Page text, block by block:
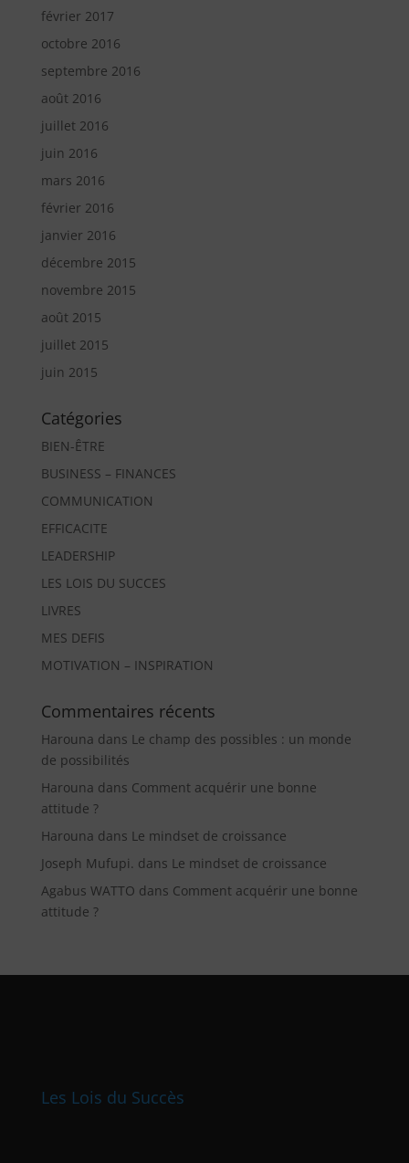
février 2017
octobre 2016
septembre 2016
août 2016
juillet 2016
juin 2016
mars 2016
février 2016
janvier 2016
décembre 2015
novembre 2015
août 2015
juillet 2015
juin 2015
Catégories
BIEN-ÊTRE
BUSINESS – FINANCES
COMMUNICATION
EFFICACITE
LEADERSHIP
LES LOIS DU SUCCES
LIVRES
MES DEFIS
MOTIVATION – INSPIRATION
Commentaires récents
Harouna dans Le champ des possibles : un monde
de possibilités
Harouna dans Comment acquérir une bonne
attitude ?
Harouna dans Le mindset de croissance
Joseph Mufupi. dans Le mindset de croissance
Agabus WATTO dans Comment acquérir une bonne
attitude ?
Les Lois du Succès